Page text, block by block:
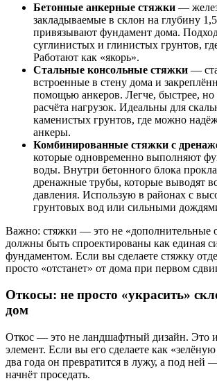
Бетонные анкерные стяжки —
закладываемые в склон на глубину
привязывают фундамент дома.
суглинистых и глинистых грунтов,
Работают как «якорь».
Стальные консольные стяжки —
встроенные в стену дома и
помощью анкеров. Легче, быстрее, но
расчёта нагрузок. Идеальны для
каменистых грунтов, где можно
анкеры.
Комбинированные стяжки с
которые одновременно выполняют
воды. Внутри бетонного блока
дренажные трубы, которые выводят
давления. Использую в районах с
грунтовых вод или сильными
Важно: стяжки — это не «дополнительные
должны быть спроектированы как единая
фундаментом. Если вы сделаете стяжку
просто «отстанет» от дома при первом
Откосы: не просто «украсить»
дом
Откос — это не ландшафтный дизайн. Это
элемент. Если вы его сделаете как
два года он превратится в лужу, а под ней
начнёт проседать.